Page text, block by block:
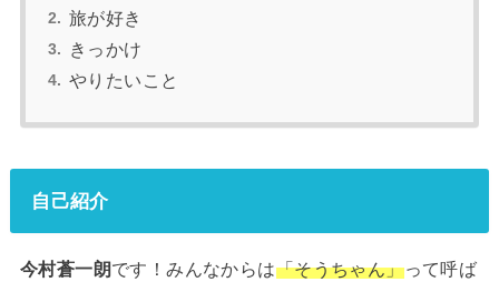
旅が好き
きっかけ
やりたいこと
自己紹介
今村蒼一朗です！みんなからは「そうちゃん」って呼ば